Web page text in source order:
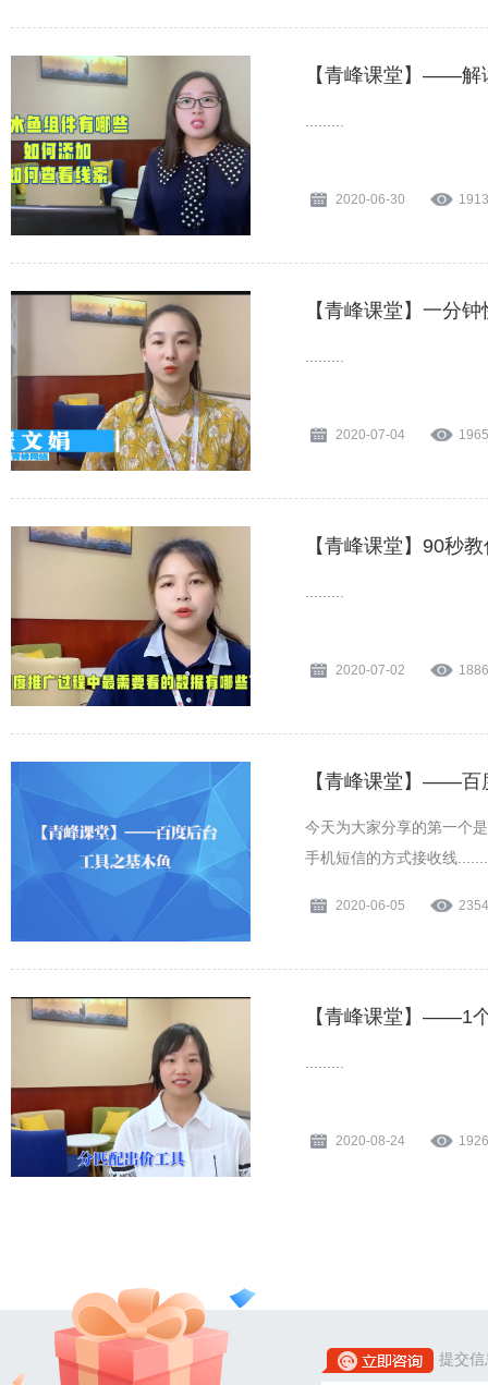
【青峰课堂】——解
2020-06-30
【青峰课堂】一分
2020-07-04
【青峰课堂】90秒
2020-07-02
【青峰课堂】——百
今天为大家分享的第一个
手机短信的方式接收线
2020-06-05
【青峰课堂】——1
2020-08-24
提交